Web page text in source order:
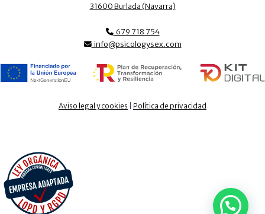
31600 Burlada (Navarra)
679 718 754
info@psicologysex.com
Aviso legal y cookies Política de privacidad